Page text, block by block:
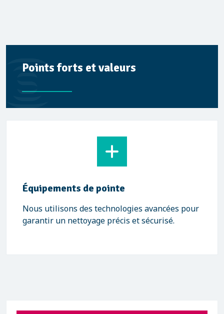
Points forts et valeurs
Équipements de pointe
Nous utilisons des technologies avancées pour
garantir un nettoyage précis et sécurisé.